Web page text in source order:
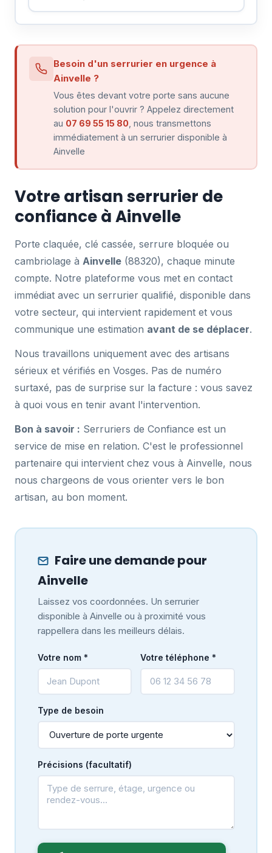
Besoin d'un serrurier en urgence à
Ainvelle ?
Vous êtes devant votre porte sans aucune
solution pour l'ouvrir ? Appelez directement
au 07 69 55 15 80 , nous transmettons
immédiatement à un serrurier disponible à
Ainvelle
Votre artisan serrurier de
confiance à Ainvelle
Porte claquée, clé cassée, serrure bloquée ou
cambriolage à Ainvelle (88320), chaque minute
compte. Notre plateforme vous met en contact
immédiat avec un serrurier qualifié, disponible dans
votre secteur, qui intervient rapidement et vous
communique une estimation avant de se déplacer.
Nous travaillons uniquement avec des artisans
sérieux et vérifiés en Vosges. Pas de numéro
surtaxé, pas de surprise sur la facture : vous savez
à quoi vous en tenir avant l'intervention.
Bon à savoir : Serruriers de Confiance est un
service de mise en relation. C'est le professionnel
partenaire qui intervient chez vous à Ainvelle, nous
nous chargeons de vous orienter vers le bon
artisan, au bon moment.
Faire une demande pour
Ainvelle
Laissez vos coordonnées. Un serrurier
disponible à Ainvelle ou à proximité vous
rappellera dans les meilleurs délais.
Votre nom * Votre téléphone *
Type de besoin
Précisions (facultatif)